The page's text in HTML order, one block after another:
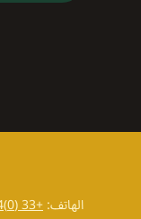
الهاتف:+33 (0)4 76 38 31 01